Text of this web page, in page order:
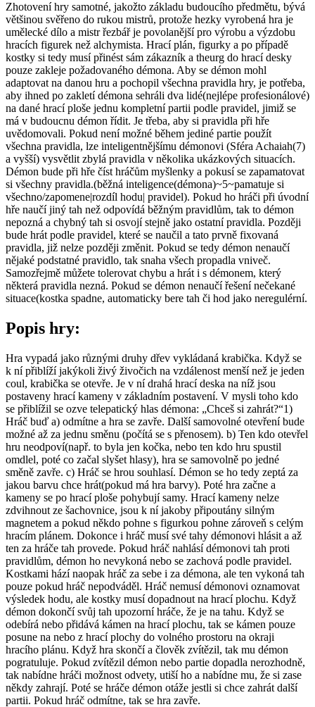
Zhotovení hry samotné, jakožto základu budoucího předmětu, bývá
většinou svěřeno do rukou mistrů, protože hezky vyrobená hra je
umělecké dílo a mistr řezbář je povolanější pro výrobu a výzdobu
hracích figurek než alchymista. Hrací plán, figurky a po případě
kostky si tedy musí přinést sám zákazník a theurg do hrací desky
pouze zakleje požadovaného démona. Aby se démon mohl
adaptovat na danou hru a pochopil všechna pravidla hry, je potřeba,
aby ihned po zakletí démona sehráli dva lidé(nejlépe profesionálové)
na dané hrací ploše jednu kompletní partii podle pravidel, jimiž se
má v budoucnu démon řídit. Je třeba, aby si pravidla při hře
uvědomovali. Pokud není možné během jediné partie použít
všechna pravidla, lze inteligentnějšímu démonovi (Sféra Achaiah(7)
a vyšší) vysvětlit zbylá pravidla v několika ukázkových situacích.
Démon bude při hře číst hráčům myšlenky a pokusí se zapamatovat
si všechny pravidla.(běžná inteligence(démona)~5~pamatuje si
všechno/zapomene|rozdíl hodu| pravidel). Pokud ho hráči při úvodní
hře naučí jiný tah než odpovídá běžným pravidlům, tak to démon
nepozná a chybný tah si osvojí stejně jako ostatní pravidla. Později
bude hrát podle pravidel, které se naučil a tato prvně fixovaná
pravidla, již nelze později změnit. Pokud se tedy démon nenaučí
nějaké podstatné pravidlo, tak snaha všech propadla vniveč.
Samozřejmě můžete tolerovat chybu a hrát i s démonem, který
některá pravidla nezná. Pokud se démon nenaučí řešení nečekané
situace(kostka spadne, automaticky bere tah či hod jako neregulérní.
Popis hry:
Hra vypadá jako různými druhy dřev vykládaná krabička. Když se
k ní přiblíží jakýkoli živý živočich na vzdálenost menší než je jeden
coul, krabička se otevře. Je v ní drahá hrací deska na níž jsou
postaveny hrací kameny v základním postavení. V mysli toho kdo
se přiblížil se ozve telepatický hlas démona: „Chceš si zahrát?“1)
Hráč buď a) odmítne a hra se zavře. Další samovolné otevření bude
možné až za jednu směnu (počítá se s přenosem). b) Ten kdo otevřel
hru neodpoví(např. to byla jen kočka, nebo ten kdo hru spustil
omdlel, poté co začal slyšet hlasy), hra se samovolně po jedné
směně zavře. c) Hráč se hrou souhlasí. Démon se ho tedy zeptá za
jakou barvu chce hrát(pokud má hra barvy). Poté hra začne a
kameny se po hrací ploše pohybují samy. Hrací kameny nelze
zdvihnout ze šachovnice, jsou k ní jakoby připoutány silným
magnetem a pokud někdo pohne s figurkou pohne zároveň s celým
hracím plánem. Dokonce i hráč musí své tahy démonovi hlásit a až
ten za hráče tah provede. Pokud hráč nahlásí démonovi tah proti
pravidlům, démon ho nevykoná nebo se zachová podle pravidel.
Kostkami hází naopak hráč za sebe i za démona, ale ten vykoná tah
pouze pokud hráč nepodváděl. Hráč nemusí démonovi oznamovat
výsledek hodu, ale kostky musí dopadnout na hrací plochu. Když
démon dokončí svůj tah upozorní hráče, že je na tahu. Když se
odebírá nebo přidává kámen na hrací plochu, tak se kámen pouze
posune na nebo z hrací plochy do volného prostoru na okraji
hracího plánu. Když hra skončí a člověk zvítězil, tak mu démon
pogratuluje. Pokud zvítězil démon nebo partie dopadla nerozhodně,
tak nabídne hráči možnost odvety, utiší ho a nabídne mu, že si zase
někdy zahrají. Poté se hráče démon otáže jestli si chce zahrát další
partii. Pokud hráč odmítne, tak se hra zavře.